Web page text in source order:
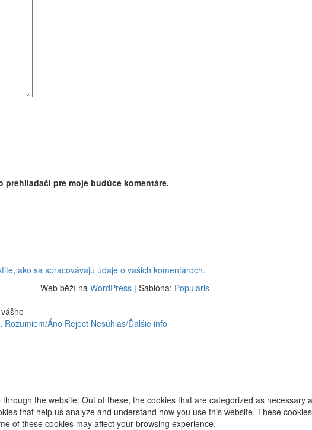
prehliadači pre moje budúce komentáre.
ako sa spracovávajú údaje o vašich komentároch.
Web běží na WordPress | Šablóna: Popularis
Rozumiem/Áno Reject Nesúhlas/Ďalšie info
the website. Out of these, the cookies that are categorized as
that help us analyze and understand how you use this website. These
of these cookies may affect your browsing experience.